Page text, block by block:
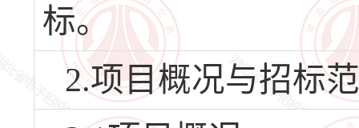
标。
2.项目概况与招标